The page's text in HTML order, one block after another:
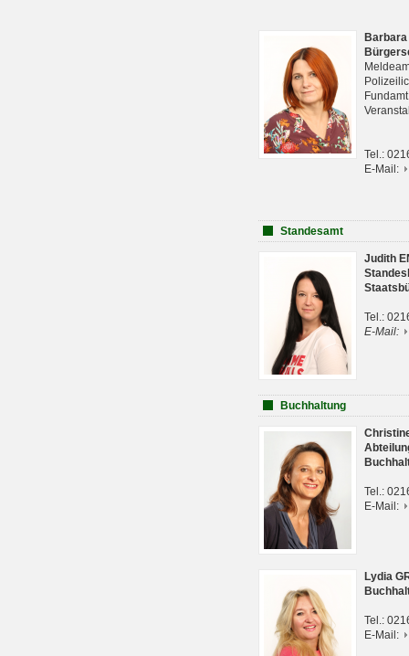
Tel.:
E-Mail:
Standesamt
Judith
Tel.:
E-Mail:
Buchhaltung
Tel.:
E-Mail:
Lydia
Tel.:
E-Mail: